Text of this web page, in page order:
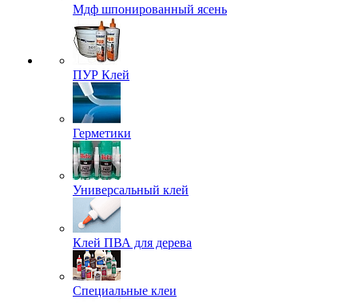
Мдф шпонированный ясень
ПУР Клей
Герметики
Универсальный клей
Клей ПВА для дерева
Специальные клеи